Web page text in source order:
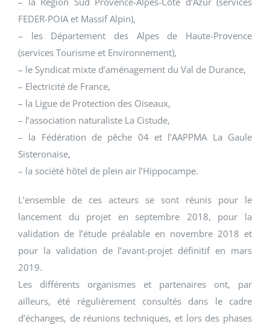
FEDER-POIA et Massif Alpin),
– les Département des Alpes de Haute-Provence
(services Tourisme et Environnement),
– le Syndicat mixte d’aménagement du Val de Durance,
– Electricité de France,
– la Ligue de Protection des Oiseaux,
– l’association naturaliste La Cistude,
– la Fédération de pêche 04 et l’AAPPMA La Gaule
Sisteronaise,
– la société hôtel de plein air l’Hippocampe.
L’ensemble de ces acteurs se sont réunis pour le
lancement du projet en septembre 2018, pour la
validation de l’étude préalable en novembre 2018 et
pour la validation de l’avant-projet définitif en mars
2019.
Les différents organismes et partenaires ont, par
ailleurs, été régulièrement consultés dans le cadre
d’échanges, de réunions techniques, et lors des phases